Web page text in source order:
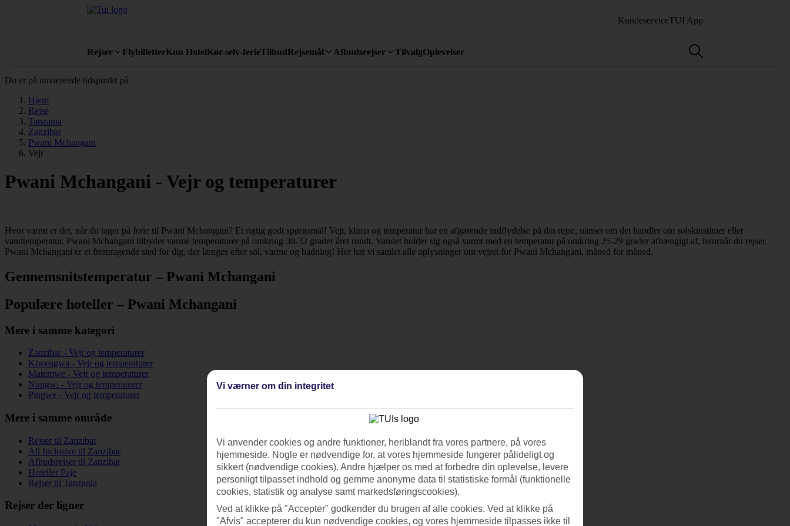
KundeserviceTUI App
Rejser FlybilletterKun HotelKør-selv-ferieTilbudRejsemål Afbudsrejser TilvalgOplevelser
Du er på nuværende tidspunkt på
Hjem
Rejse
Tanzania
Zanzibar
Pwani Mchangani
Vejr
Pwani Mchangani - Vejr og temperaturer
Hvor varmt er det, når du tager på ferie til Pwani Mchangani? Et rigtig godt spørgsmål! Vejr, klima og temperatur har en afgørende indflydelse på din rejse, uanset om det handler om solskinstimer eller
vandtemperatur. Pwani Mchangani tilbyder varme temperaturer på omkring 30-32 grader året rundt. Vandet holder sig også varmt med en temperatur på omkring 25-29 grader afhængigt af, hvornår du rejser.
Pwani Mchangani er et fremragende sted for dig, der længes efter sol, varme og badning! Her har vi samlet alle oplysninger om vejret for Pwani Mchangani, måned for måned.
Gennemsnitstemperatur – Pwani Mchangani
Populære hoteller – Pwani Mchangani
Mere i samme kategori
Zanzibar - Vejr og temperaturer
Kiwengwa - Vejr og temperaturer
Matemwe - Vejr og temperaturer
Nungwi - Vejr og temperaturer
Pingwe - Vejr og temperaturer
Mere i samme område
Rejser til Zanzibar
All Inclusive til Zanzibar
Afbudsrejser til Zanzibar
Hoteller Paje
Rejser til Tanzania
Rejser der ligner
Vi værner om din integritet
Vi anvender cookies og andre funktioner, heriblandt fra vores partnere, på vores
hjemmeside. Nogle er nødvendige for, at vores hjemmeside fungerer pålideligt og
sikkert (nødvendige cookies). Andre hjælper os med at forbedre din oplevelse, levere
personligt tilpasset indhold og gemme anonyme data til statistiske formål (funktionelle
cookies, statistik og analyse samt markedsføringscookies).
Ved at klikke på "Accepter" godkender du brugen af alle cookies. Ved at klikke på
"Afvis" accepterer du kun nødvendige cookies, og vores hjemmeside tilpasses ikke til